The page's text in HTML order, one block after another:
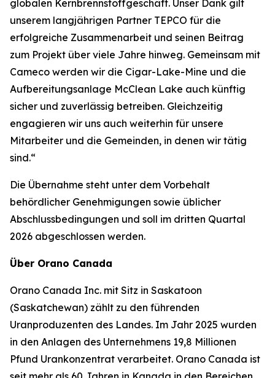
globalen Kernbrennstoffgeschäft. Unser Dank gilt
unserem langjährigen Partner TEPCO für die
erfolgreiche Zusammenarbeit und seinen Beitrag
zum Projekt über viele Jahre hinweg. Gemeinsam mit
Cameco werden wir die Cigar-Lake-Mine und die
Aufbereitungsanlage McClean Lake auch künftig
sicher und zuverlässig betreiben. Gleichzeitig
engagieren wir uns auch weiterhin für unsere
Mitarbeiter und die Gemeinden, in denen wir tätig
sind.“
Die Übernahme steht unter dem Vorbehalt
behördlicher Genehmigungen sowie üblicher
Abschlussbedingungen und soll im dritten Quartal
2026 abgeschlossen werden.
Über Orano Canada
Orano Canada Inc. mit Sitz in Saskatoon
(Saskatchewan) zählt zu den führenden
Uranproduzenten des Landes. Im Jahr 2025 wurden
in den Anlagen des Unternehmens 19,8 Millionen
Pfund Urankonzentrat verarbeitet. Orano Canada ist